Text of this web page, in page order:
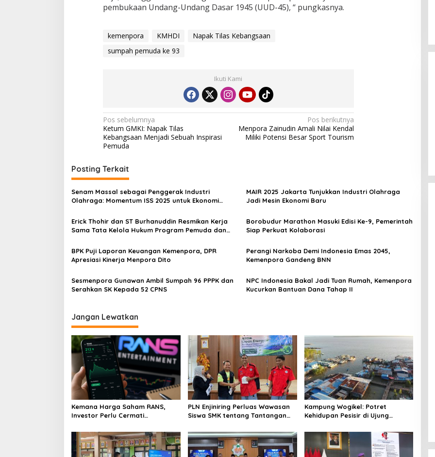
pembukaan Undang-Undang Dasar 1945 (UUD-45), “ pungkasnya.
kemenpora KMHDI
Napak Tilas Kebangsaan
sumpah pemuda ke 93
Ikuti Kami
Navigasi
pos
Pos sebelumnya
Ketum GMKI: Napak Tilas
Kebangsaan Menjadi Sebuah Inspirasi
Pemuda
Pos berikutnya
Menpora Zainudin Amali Nilai Kendal
Miliki Potensi Besar Sport Tourism
Posting Terkait
Senam Massal sebagai Penggerak Industri
Olahraga: Momentum ISS 2025 untuk Ekonomi
MAIR 2025 Jakarta Tunjukkan Industri Olahraga
Jadi Mesin Ekonomi Baru
Erick Thohir dan ST Burhanuddin Resmikan Kerja
Sama Tata Kelola Hukum Program Pemuda dan
Borobudur Marathon Masuki Edisi Ke-9, Pemerintah
Siap Perkuat Kolaborasi
BPK Puji Laporan Keuangan Kemenpora, DPR
Apresiasi Kinerja Menpora Dito
Perangi Narkoba Demi Indonesia Emas 2045,
Kemenpora Gandeng BNN
Sesmenpora Gunawan Ambil Sumpah 96 PPPK dan
Serahkan SK Kepada 52 CPNS
NPC Indonesia Bakal Jadi Tuan Rumah, Kemenpora
Kucurkan Bantuan Dana Tahap II
Jangan Lewatkan
Kemana Harga Saham RANS,
Investor Perlu Cermati
Spekulasi Berlebihan
PLN Enjiniring Perluas Wawasan
Siswa SMK tentang Tantangan
Kampung Wogikel: Potret
Kehidupan Pesisir di Ujung
Tengah Keterbatasan
Enam Pejabat Baru Resmi Dilantik
di Kejati Kepri oleh J. Devy